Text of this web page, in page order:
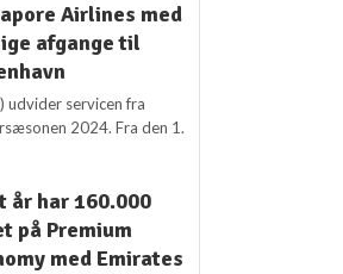
Airlines med
afgange til
udvider servicen fra
2024. Fra den 1.
år har 160.000
på Premium
med Emirates